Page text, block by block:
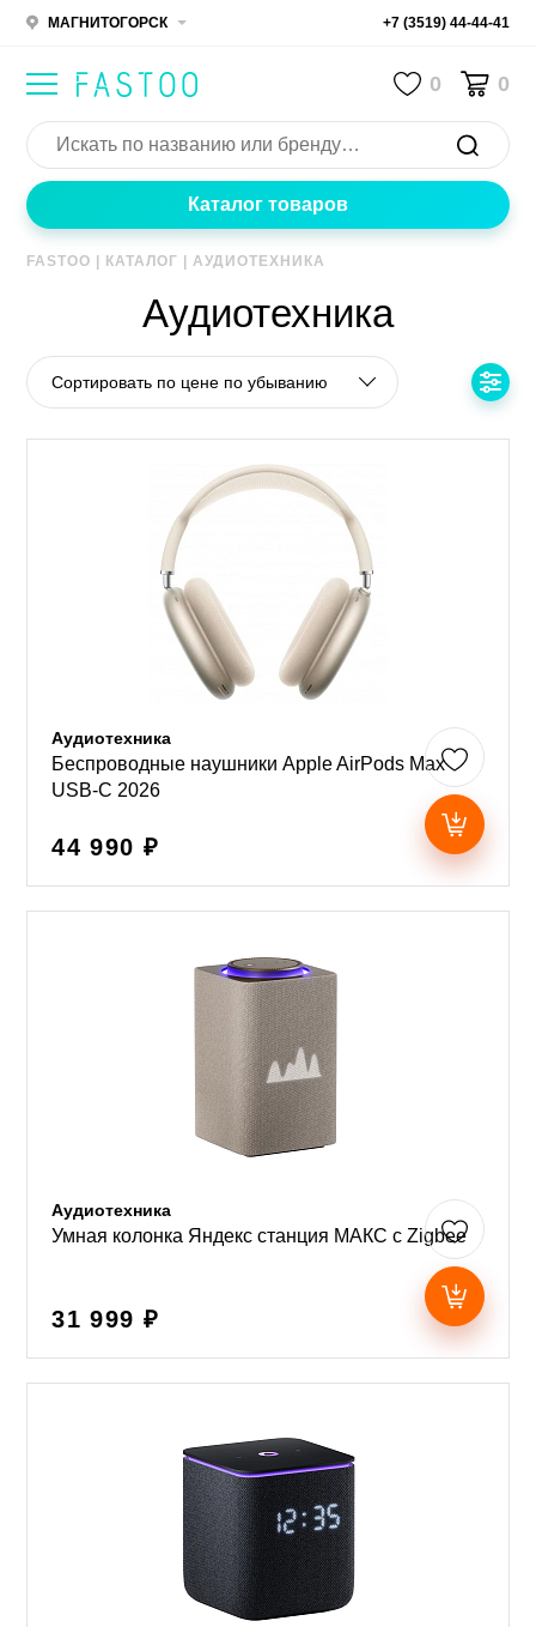
МАГНИТОГОРСК +7 (3519) 44-44-41
0 0
Каталог товаров
FASTOO КАТАЛОГ |АУДИОТЕХНИКА
Аудиотехника
Сортировать по цене по убыванию
Аудиотехника
Беспроводные наушники Apple AirPods Max
USB-C 2026
44 990 ₽
Аудиотехника
Умная колонка Яндекс станция МАКС с Zigbee
31 999 ₽